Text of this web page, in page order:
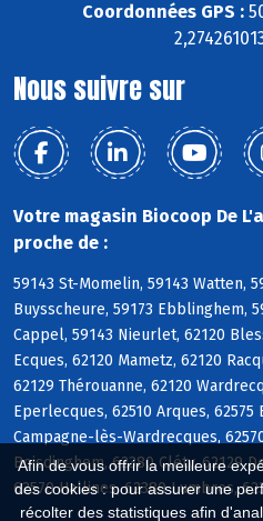
Afin de vous offrir la meilleure
des cookies : pour assurer une
récolter des statistiques afin
Coordonnées GPS :
Nous suivre sur
Votre magasin Biocoop De
proche de :
59143 St-Momelin, 59143 Watten,
Buysscheure, 59173 Ebblinghem,
Cappel, 59143 Nieurlet, 62120
Ecques, 62120 Mametz, 62120
62129 Thérouanne, 62120
Eperlecques, 62510 Arques, 62575
Campagne-lès-Wardrecques,
Boisdinghem, 62380 Cléty, 62129
62570 Hallines, 62380 Lumbres,